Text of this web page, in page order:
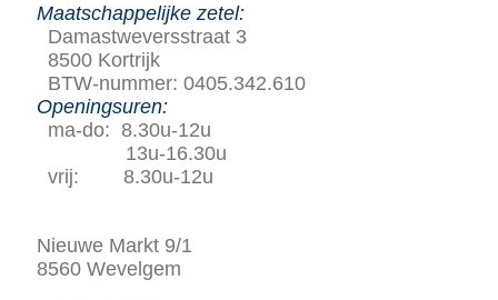
Maatschappelijke zetel:
Damastweversstraat 3
8500 Kortrijk
BTW-nummer: 0405.342.610
Openingsuren:
ma-do: 8.30u-12u
13u-16.30u
vrij: 8.30u-12u
Nieuwe Markt 9/1
8560 Wevelgem